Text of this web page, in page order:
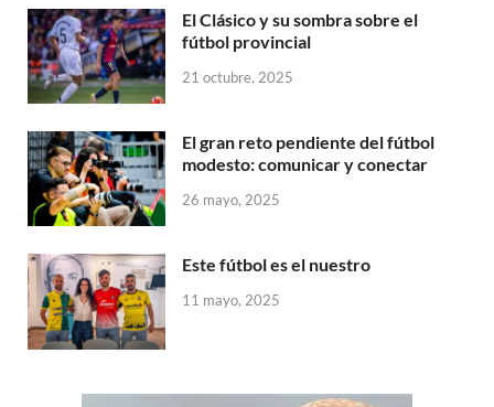
El Clásico y su sombra sobre el
fútbol provincial
21 octubre, 2025
El gran reto pendiente del fútbol
modesto: comunicar y conectar
26 mayo, 2025
Este fútbol es el nuestro
11 mayo, 2025